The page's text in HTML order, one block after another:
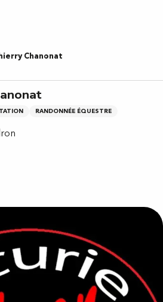
Chanonat
RANDONNÉE ÉQUESTRE
favoris